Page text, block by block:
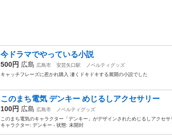
今ドラマでやっている小説
500円 広島 広島市 安芸矢口駅
ノベルティグッズ
キャッチフレーズに惹かれ購入 凄くドキドキする展開の小説でした
このまち電気 デンキー めじるしアクセサリー
100円 広島 広島市
ノベルティグッズ
このまち電気のキャラクター「デンキー」がデザインされためじるしアクセ
キャラクター: デンキー - 状態: 未開封